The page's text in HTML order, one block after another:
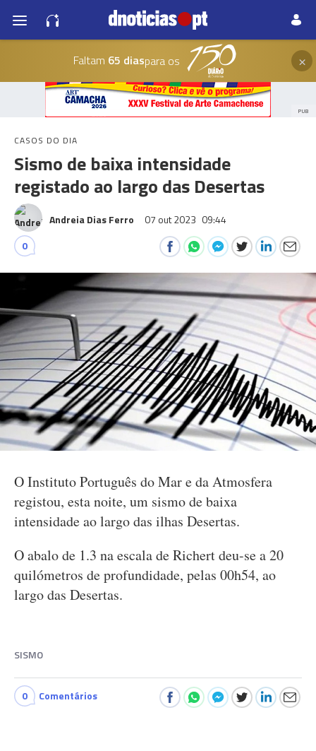
Faltam 65 diaspara os ×
PUB
CASOS DO DIA
Sismo de baixa intensidade
registado ao largo das Desertas
Andreia Dias Ferro 07 out 2023 09:44
0
O Instituto Português do Mar e da Atmosfera
registou, esta noite, um sismo de baixa
intensidade ao largo das ilhas Desertas.
O abalo de 1.3 na escala de Richert deu-se a 20
quilómetros de profundidade, pelas 00h54, ao
largo das Desertas.
SISMO
0 Comentários